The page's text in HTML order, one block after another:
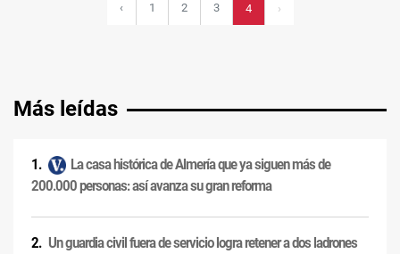
‹ 1 2 3 4 ›
Más leídas
La casa histórica de Almería que ya siguen más de
200.000 personas: así avanza su gran reforma
Un guardia civil fuera de servicio logra retener a dos ladrones